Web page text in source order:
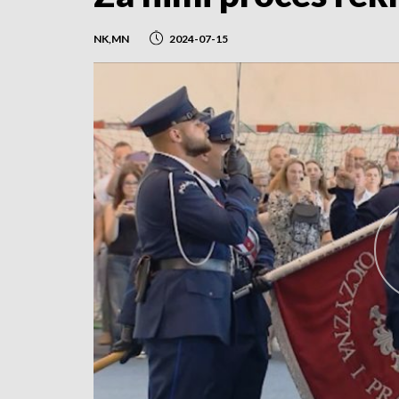
NK,MN 2024-07-15